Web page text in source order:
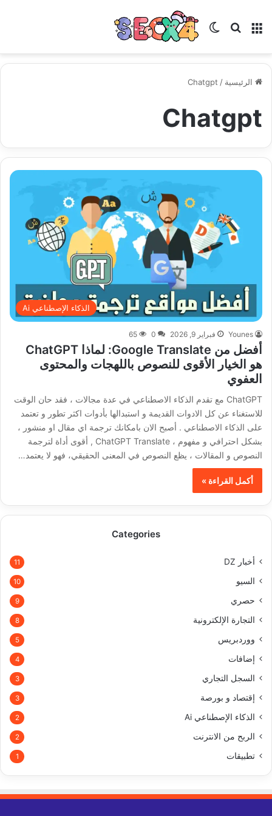
القائمة بحث عنالوضع المظلم
الرئيسية /
Chatgpt
Chatgpt
الذكاء الإصطناعي Ai
Younes فبراير 9, 2026 0
65
أفضل من Google Translate: لماذا ChatGPT
هو الخيار الأقوى للنصوص باللهجات والمحتوى
العفوي
ChatGPT مع تقدم الذكاء الاصطناعي في عدة مجالات ، فقد حان الوقت
للاستغناء عن كل الادوات القديمة و استبدالها بأدوات اكثر تطور و تعتمد
على الذكاء الاصطناعي . أصبح الان بامكانك ترجمة اي مقال او منشور ،
بشكل احترافي و مفهوم ، ChatGPT Translate , أقوى أداة لترجمة
النصوص و المقالات ، يظع النصوص في المعنى الحقيقي، فهو لا يعتمد…
أكمل القراءة »
Categories
أخبار DZ 11
السيو 10
حصري 9
التجارة الإلكترونية 8
ووردبريس 5
إضافات 4
السجل التجاري 3
إقتصاد و بورصة 3
الذكاء الإصطناعي Ai 2
الربح من الانترنت 2
تطبيقات 1